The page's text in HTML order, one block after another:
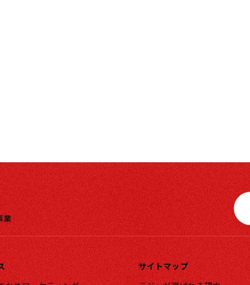
業
サイトマップ